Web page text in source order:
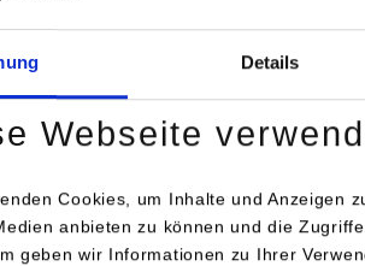
Details
Webseite
Cookies, um Inhalte und Anzeigen
anbieten zu können und die
geben wir Informationen zu Ihrer
Raum:
70174
Tel.:
Fax: